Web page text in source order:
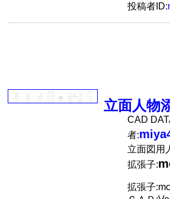
投稿者ID:
立面人物
CAD
者:
立面図用
拡張子:
拡張子